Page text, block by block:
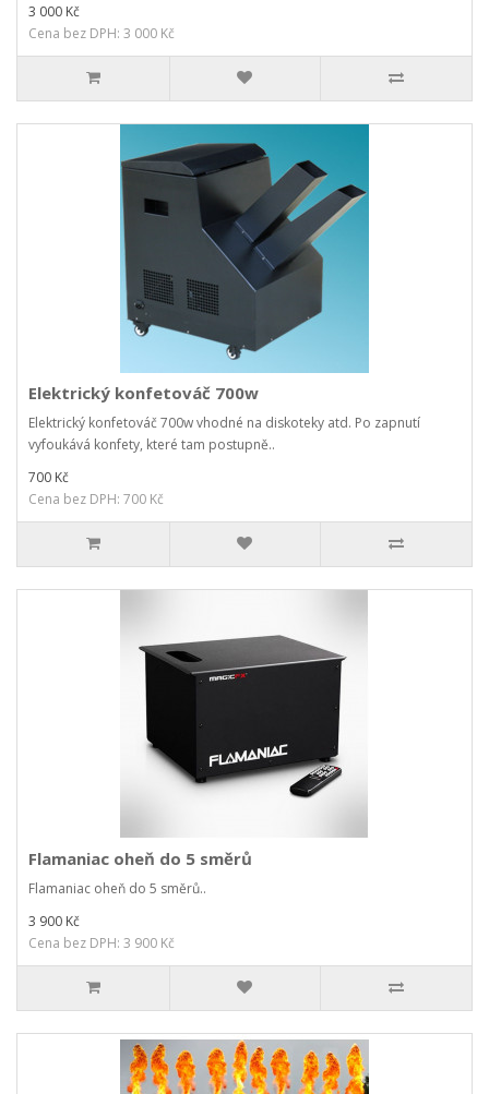
3 000 Kč
Cena bez DPH: 3 000 Kč
Elektrický konfetováč 700w
Elektrický konfetováč 700w vhodné na diskoteky atd. Po zapnutí
vyfoukává konfety, které tam postupně..
700 Kč
Cena bez DPH: 700 Kč
Flamaniac oheň do 5 směrů
Flamaniac oheň do 5 směrů..
3 900 Kč
Cena bez DPH: 3 900 Kč